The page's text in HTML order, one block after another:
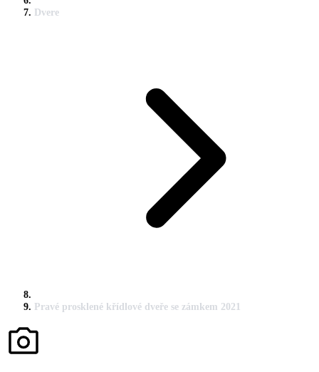
Dvere
Pravé prosklené křídlové dveře se zámkem 2021